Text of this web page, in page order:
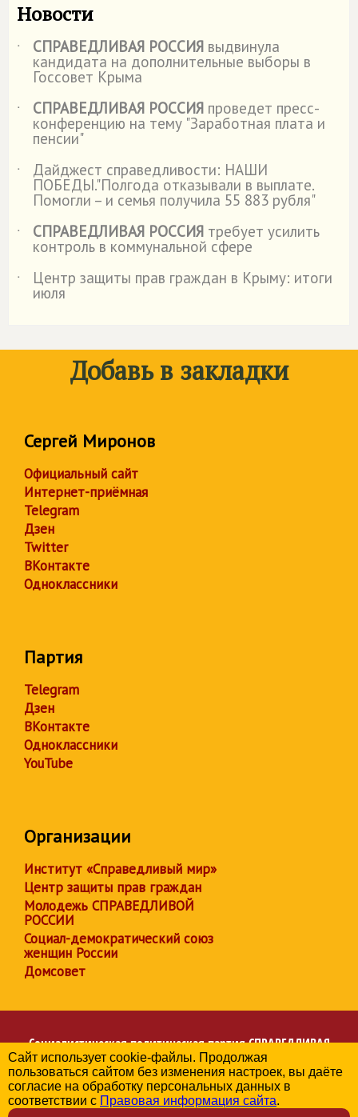
Новости
˙ СПРАВЕДЛИВАЯ РОССИЯ выдвинула
кандидата на дополнительные выборы в
Госсовет Крыма
˙
СПРАВЕДЛИВАЯ РОССИЯ проведет пресс-
конференцию на тему "Заработная плата и
пенсии"
˙
Дайджест справедливости: НАШИ
ПОБЕДЫ."Полгода отказывали в выплате.
Помогли – и семья получила 55 883 рубля"
˙
СПРАВЕДЛИВАЯ РОССИЯ требует усилить
контроль в коммунальной сфере
˙
Центр защиты прав граждан в Крыму: итоги
июля
Добавь в закладки
Сергей Миронов
Официальный сайт
Интернет-приёмная
Telegram
Дзен
Twitter
ВКонтакте
Одноклассники
Партия
Telegram
Дзен
ВКонтакте
Одноклассники
YouTube
Организации
Институт «Справедливый мир»
Центр защиты прав граждан
Молодежь СПРАВЕДЛИВОЙ
РОССИИ
Социал-демократический союз
женщин России
Домсовет
Социалистическая политическая партияСПРАВЕДЛИВАЯ
РОССИЯ
Региональное отделение партии в Республике Крым
© 2006-2026
Сайт использует cookie-файлы. Продолжая
пользоваться сайтом без изменения настроек, вы даёте
согласие на обработку персональных данных в
соответствии с Правовая информация сайта.